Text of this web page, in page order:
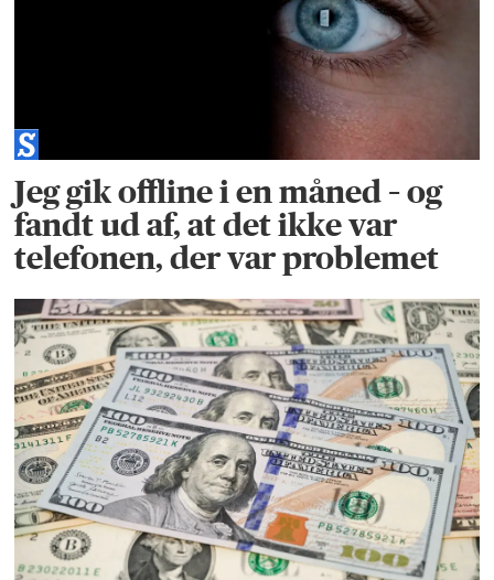
Jeg gik offline i en måned – og
fandt ud af, at det ikke var
telefonen, der var problemet